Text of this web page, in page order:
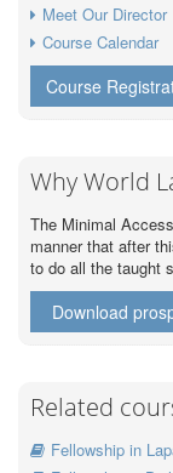
Meet Our Director
Course Calendar
Course
Why World
The Minimal
manner that after
to do all the taught
Download
Related
Fellowship in